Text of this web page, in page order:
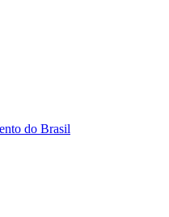
do Brasil